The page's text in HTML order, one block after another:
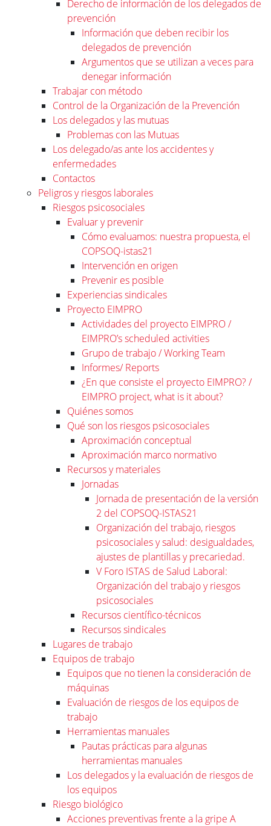
Derecho de información de los delegados de
prevención
Información que deben recibir los
delegados de prevención
Argumentos que se utilizan a veces para
denegar información
Trabajar con método
Control de la Organización de la Prevención
Los delegados y las mutuas
Problemas con las Mutuas
Los delegado/as ante los accidentes y
enfermedades
Contactos
Peligros y riesgos laborales
Riesgos psicosociales
Evaluar y prevenir
Cómo evaluamos: nuestra propuesta, el
COPSOQ-istas21
Intervención en origen
Prevenir es posible
Experiencias sindicales
Proyecto EIMPRO
Actividades del proyecto EIMPRO /
EIMPRO’s scheduled activities
Grupo de trabajo / Working Team
Informes/ Reports
¿En que consiste el proyecto EIMPRO? /
EIMPRO project, what is it about?
Quiénes somos
Qué son los riesgos psicosociales
Aproximación conceptual
Aproximación marco normativo
Recursos y materiales
Jornadas
Jornada de presentación de la versión
2 del COPSOQ-ISTAS21
Organización del trabajo, riesgos
psicosociales y salud: desigualdades,
ajustes de plantillas y precariedad.
V Foro ISTAS de Salud Laboral:
Organización del trabajo y riesgos
psicosociales
Recursos científico-técnicos
Recursos sindicales
Lugares de trabajo
Equipos de trabajo
Equipos que no tienen la consideración de
máquinas
Evaluación de riesgos de los equipos de
trabajo
Herramientas manuales
Pautas prácticas para algunas
herramientas manuales
Los delegados y la evaluación de riesgos de
los equipos
Riesgo biológico
Acciones preventivas frente a la gripe A